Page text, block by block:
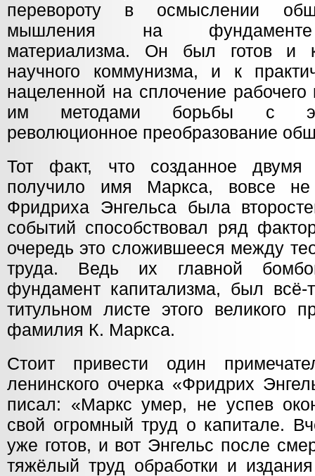
перевороту в осмыслении
мышления на фундаменте
материализма. Он был готов и
научного коммунизма, и к
нацеленной на сплочение
им методами борьбы с
революционное преобразование
Тот факт, что созданное двумя
получило имя Маркса, вовсе не
Фридриха Энгельса была
событий способствовал ряд
очередь это сложившееся между
труда. Ведь их главной
фундамент капитализма, был
титульном листе этого великого
фамилия К. Маркса.
Стоит привести один
ленинского очерка «Фридрих
писал: «Маркс умер, не успев
свой огромный труд о капитале.
уже готов, и вот Энгельс после
тяжёлый труд обработки и